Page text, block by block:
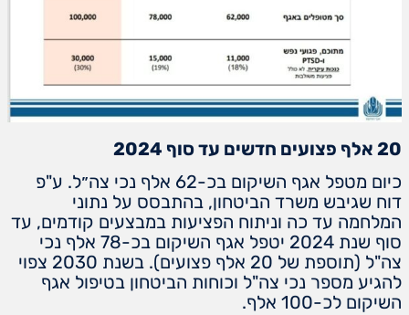
20 אלף פצועים חדשים עד סוף 2024
כיום מטפל אגף השיקום בכ-62 אלף נכי צה״ל. ע"פ
דוח שגיבש משרד הביטחון, בהתבסס על נתוני
המלחמה עד כה וניתוח הפציעות במבצעים קודמים, עד
סוף שנת 2024 יטפל אגף השיקום בכ-78 אלף נכי
צה"ל (תוספת של 20 אלף פצועים). בשנת 2030 צפוי
להגיע מספר נכי צה"ל וכוחות הביטחון בטיפול אגף
השיקום לכ-100 אלף.